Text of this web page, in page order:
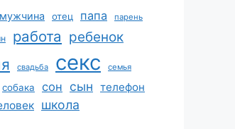
мужчина отец папа парень
работа ребенок
свадьба секс семья
собака сон сын телефон
школа